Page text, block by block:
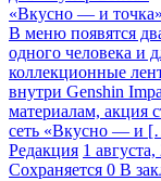
«Вкусно — и
В меню появятся
одного человека и
коллекционные
внутри Genshin
материалам, акция
сеть «Вкусно — и
Редакция 1
Сохраняется 0 В